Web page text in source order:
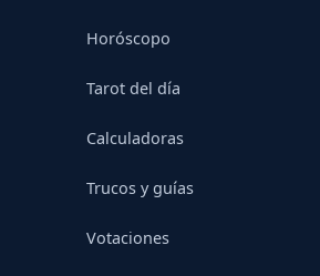
Horóscopo
Tarot del día
Calculadoras
Trucos y guías
Votaciones